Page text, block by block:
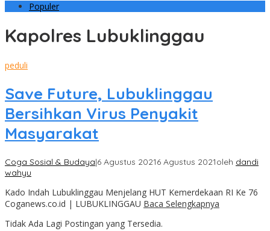
Populer
Kapolres Lubuklinggau
peduli
Save Future, Lubuklinggau
Bersihkan Virus Penyakit
Masyarakat
Coga Sosial & Budaya|6 Agustus 20216 Agustus 2021oleh dandi
wahyu
Kado Indah Lubuklinggau Menjelang HUT Kemerdekaan RI Ke 76
Coganews.co.id | LUBUKLINGGAU Baca Selengkapnya
Tidak Ada Lagi Postingan yang Tersedia.